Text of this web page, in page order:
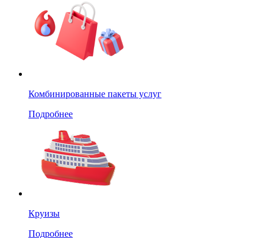
Комбинированные пакеты услуг
Подробнее
Круизы
Подробнее